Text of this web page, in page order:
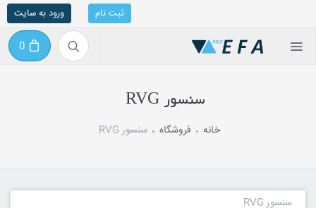
ثبت نام ورود به سایت
0
سنسور RVG
خانه فروشگاه سنسور RVG
سنسور RVG